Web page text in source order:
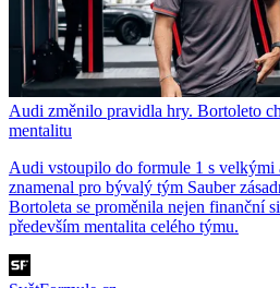
Audi změnilo pravidla hry. Bortoleto
mentalitu
Audi vstoupilo do formule 1 s velkými
znamenal pro bývalý tým Sauber
Bortoleta se proměnila nejen finanční
především mentalita celého týmu.